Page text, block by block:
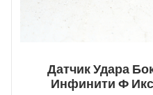
Датчик Удара
Инфинити Ф